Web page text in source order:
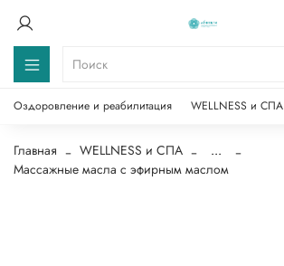
Оздоровление и реабилитация WELLNESS и СПА
Главная WELLNESS и СПА
...
Массажные масла с эфирным маслом